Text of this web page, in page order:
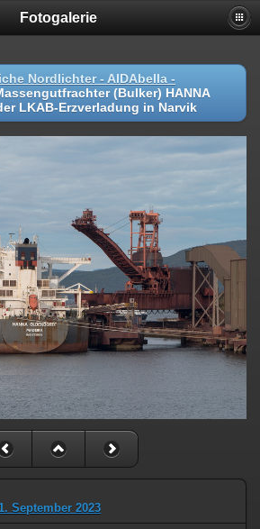
Fotogalerie
Nordlichter - AIDAbella -
(Bulker) HANNA
LKAB-Erzverladung in Narvik
September 2023